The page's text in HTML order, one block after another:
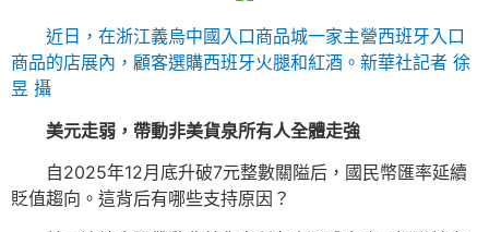
近日，在浙江義烏中國入口商品城一家主營西班牙入口
商品的店展內，顧客選購西班牙火腿和紅酒。新華社記者 徐
昱 攝
美元走弱，帶動非美貨泉所有人全體走強
自2025年12月底升破7元整數關隘后，國民幣匯率延續
貶值趨向。這背后有哪些支持原因？